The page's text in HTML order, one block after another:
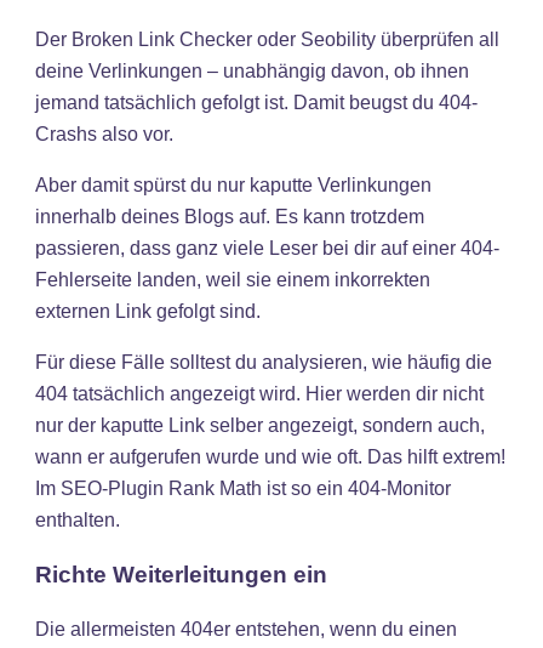
Der Broken Link Checker oder Seobility überprüfen all
deine Verlinkungen – unabhängig davon, ob ihnen
jemand tatsächlich gefolgt ist. Damit beugst du 404-
Crashs also vor.
Aber damit spürst du nur kaputte Verlinkungen
innerhalb deines Blogs auf. Es kann trotzdem
passieren, dass ganz viele Leser bei dir auf einer 404-
Fehlerseite landen, weil sie einem inkorrekten
externen Link gefolgt sind.
Für diese Fälle solltest du analysieren, wie häufig die
404 tatsächlich angezeigt wird. Hier werden dir nicht
nur der kaputte Link selber angezeigt, sondern auch,
wann er aufgerufen wurde und wie oft. Das hilft extrem!
Im SEO-Plugin Rank Math ist so ein 404-Monitor
enthalten.
Richte Weiterleitungen ein
Die allermeisten 404er entstehen, wenn du einen